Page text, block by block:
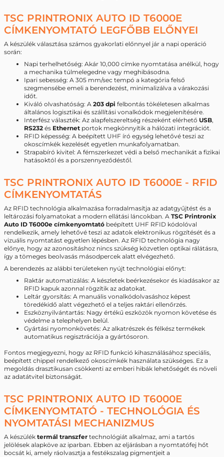
TSC PRINTRONIX AUTO ID T6000E
CÍMKENYOMTATÓ LEGFŐBB ELŐNYEI
A készülék választása számos gyakorlati előnnyel jár a napi operáció
során:
Napi terhelhetőség: Akár 10,000 címke nyomtatása anélkül, hogy
a mechanika túlmelegedne vagy meghibásodna.
Ipari sebesség: A 305 mm/sec tempó a kategória felső
szegmensébe emeli a berendezést, minimalizálva a várakozási
időt.
Kiváló olvashatóság: A 203 dpi felbontás tökéletesen alkalmas
általános logisztikai és szállítási vonalkódok megjelenítésére.
Interfész választék: Az alapfelszereltség részeként elérhető USB,
RS232 és Ethernet portok megkönnyítik a hálózati integrációt.
RFID képesség: A beépített UHF író egység lehetővé teszi az
okoscímkék kezelését egyetlen munkafolyamatban.
Strapabíró kivitel: A fémszerkezet védi a belső mechanikát a fizikai
hatásoktól és a porszennyeződéstől.
TSC PRINTRONIX AUTO ID T6000E - RFID
CÍMKENYOMTATÁS
Az RFID technológia alkalmazása forradalmasítja az adatgyűjtést és a
leltározási folyamatokat a modern ellátási láncokban. A TSC Printronix
Auto ID T6000e címkenyomtató beépített UHF RFID kódolóval
rendelkezik, amely lehetővé teszi az adatok elektronikus rögzítését és a
vizuális nyomtatást egyetlen lépésben. Az RFID technológia nagy
előnye, hogy az azonosításhoz nincs szükség közvetlen optikai rálátásra,
így a tömeges beolvasás másodpercek alatt elvégezhető.
A berendezés az alábbi területeken nyújt technológiai előnyt:
Raktár automatizálás: A készletek beérkezésekor és kiadásakor az
RFID kapuk azonnal rögzítik az adatokat.
Leltár gyorsítás: A manuális vonalkódolvasáshoz képest
töredékidő alatt végezhető el a teljes raktári ellenőrzés.
Eszköznyilvántartás: Nagy értékű eszközök nyomon követése és
védelme a telephelyen belül.
Gyártási nyomonkövetés: Az alkatrészek és félkész termékek
automatikus regisztrációja a gyártósoron.
Fontos megjegyezni, hogy az RFID funkció kihasználásához speciális,
beépített chippel rendelkező okoscímkék használata szükséges. Ez a
megoldás drasztikusan csökkenti az emberi hibák lehetőségét és növeli
az adatátvitel biztonságát.
TSC PRINTRONIX AUTO ID T6000E
CÍMKENYOMTATÓ - TECHNOLÓGIA ÉS
NYOMTATÁSI MECHANIZMUS
A készülék termál transzfer technológiát alkalmaz, ami a tartós
jelölések alapköve az iparban. Ebben az eljárásban a nyomtatófej hőt
bocsát ki, amely ráolvasztja a festékszalag pigmentjeit a